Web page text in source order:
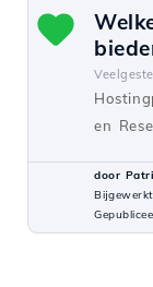
en
door